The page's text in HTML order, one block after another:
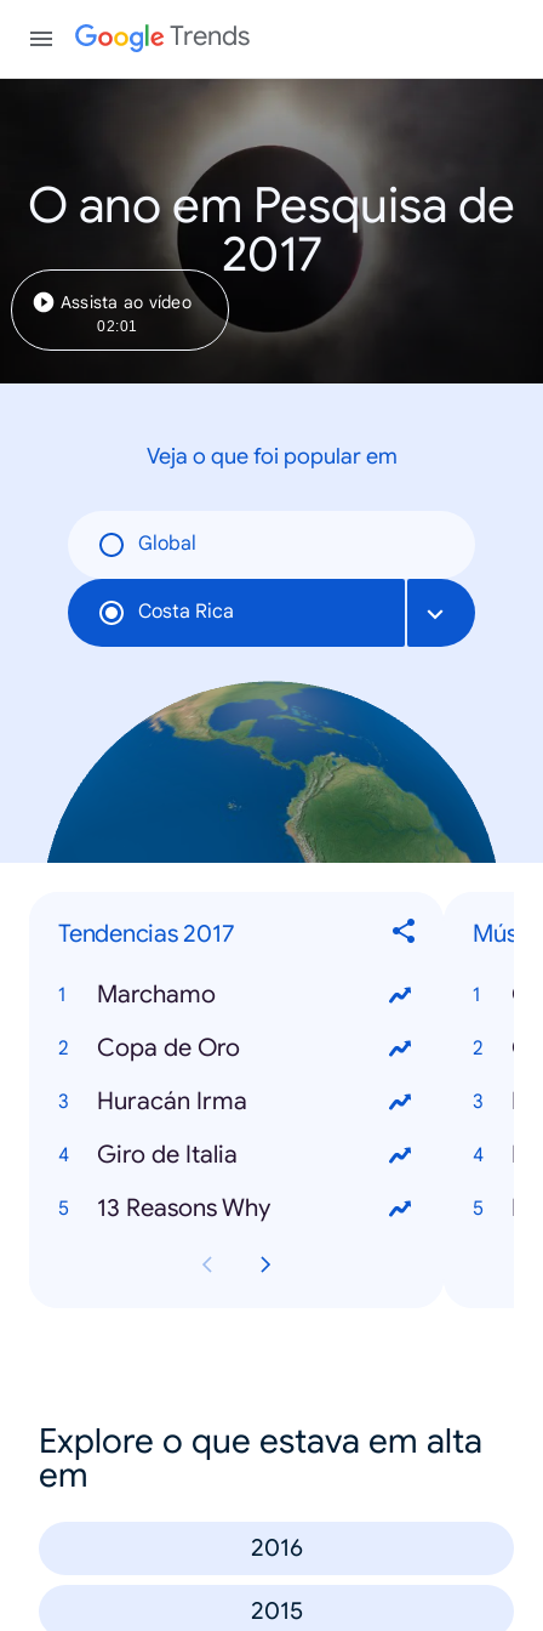
Trends
O ano em Pesquisa de
2017
Assista ao vídeo
02:01
Veja o que foi popular em
Global
Costa Rica
Tendencias 2017
Marchamo
Copa de Oro
Huracán Irma
Giro de Italia
13 Reasons Why
Explore o que estava em alta
em
2016
2015